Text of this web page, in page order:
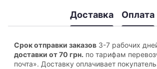
Доставка Оплата
Срок отправки заказов 3-7 рабочих
доставки от 70 грн. по тарифам
почта». Доставку оплачивает